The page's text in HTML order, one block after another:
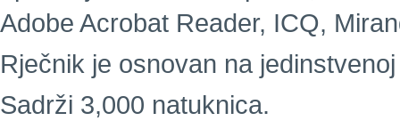
Adobe Acrobat Reader, ICQ,
Rječnik je osnovan na
Sadrži 3,000 natuknica.